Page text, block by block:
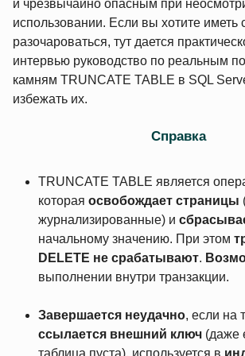
и чрезвычайно опасным при
использовании. Если вы хотите иметь
разочароваться, тут дается
интервью руководство по реальным
камням TRUNCATE TABLE в SQL
избежать их.
Справка
TRUNCATE TABLE является
которая освобождает страницы
журнализированные) и
начальному значению. При этом
DELETE не срабатывают.
выполнении внутри транзакции.
Завершается неудачно, если на
ссылается внешний ключ (даже
таблица пуста), используется в